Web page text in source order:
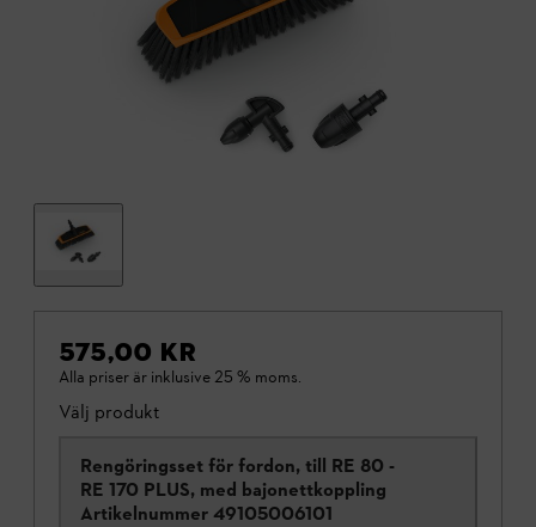
575,00 KR
Alla priser är inklusive 25 % moms.
Välj produkt
Rengöringsset för fordon, till RE 80 -
RE 170 PLUS, med bajonettkoppling
Artikelnummer 49105006101